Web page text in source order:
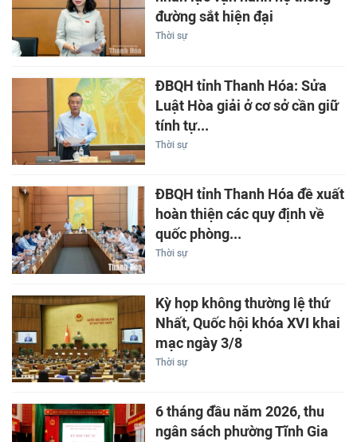
đường sắt hiện đại
Thời sự
ĐBQH tỉnh Thanh Hóa: Sửa
Luật Hòa giải ở cơ sở cần giữ
tính tự...
Thời sự
ĐBQH tỉnh Thanh Hóa đề xuất
hoàn thiện các quy định về
quốc phòng...
Thời sự
Kỳ họp không thường lệ thứ
Nhất, Quốc hội khóa XVI khai
mạc ngày 3/8
Thời sự
6 tháng đầu năm 2026, thu
ngân sách phường Tĩnh Gia